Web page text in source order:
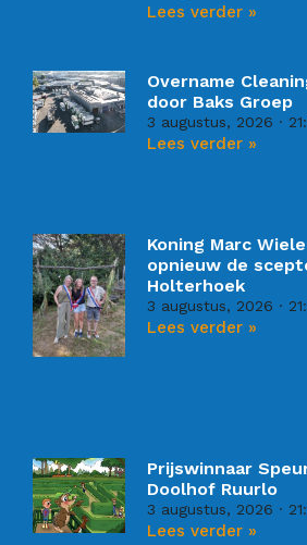
Lees verder »
Overname
door Baks Groep
3 augustus, 2026
Lees verder »
Koning Marc
opnieuw de
Holterhoek
3 augustus, 2026
Lees verder »
Prijswinnaar
Doolhof Ruurlo
3 augustus, 2026
Lees verder »